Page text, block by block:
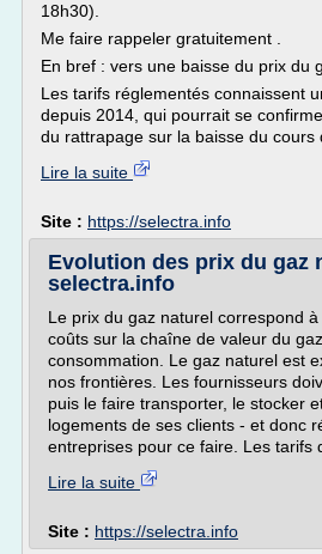
18h30).
Me faire rappeler gratuitement .
En bref : vers une baisse du prix du
Les tarifs réglementés connaissent
depuis 2014, qui pourrait se
du rattrapage sur la baisse du cours
Lire la suite
Site : https://selectra.info
Evolution des prix du gaz
selectra.info
Le prix du gaz naturel correspond
coûts sur la chaîne de valeur du
consommation. Le gaz naturel est
nos frontières. Les fournisseurs
puis le faire transporter, le stocker
logements de ses clients - et donc
entreprises pour ce faire. Les tarifs
Lire la suite
Site : https://selectra.info